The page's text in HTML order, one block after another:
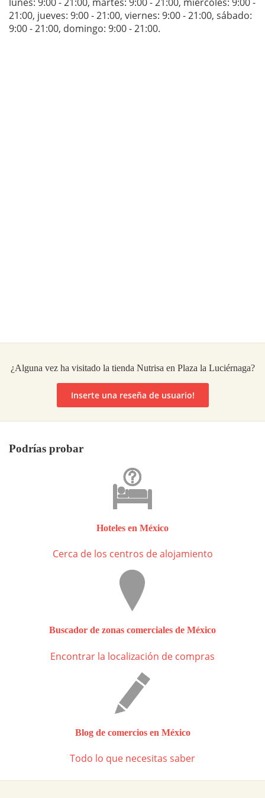
21:00, jueves: 9:00 - 21:00, viernes: 9:00 - 21:00, sábado:
9:00 - 21:00, domingo: 9:00 - 21:00.
¿Alguna vez ha visitado la tienda Nutrisa en Plaza la Luciérnaga?
Inserte una reseña de usuario!
Podrías probar
Hoteles en México
Cerca de los centros de alojamiento
Buscador de zonas comerciales de México
Encontrar la localización de compras
Blog de comercios en México
Todo lo que necesitas saber